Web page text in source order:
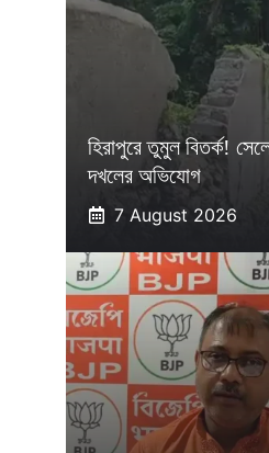
হিরাপুরে তুমুল বিতর্ক!
দখলের অভিযোগ
7 August 2026